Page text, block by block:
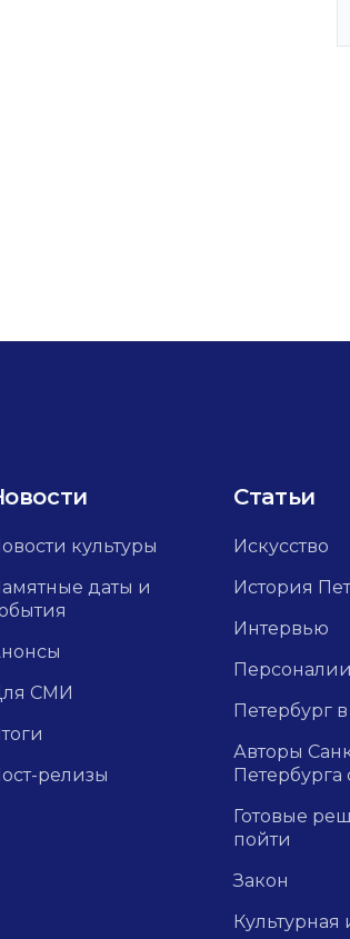
культуры
даты и
СМИ
релизы
Статьи
Искусство
История
Интервью
Персоналии
Петербург
Авторы
Петербурга
Готовые
пойти
Закон